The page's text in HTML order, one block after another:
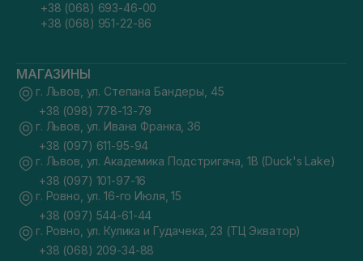
+38 (068) 693-46-00
+38 (068) 951-22-86
МАГАЗИНЫ
г. Львов, ул. Степана Бандеры, 45
+38 (098) 778-13-79
г. Львов, ул. Ивана Франка, 36
+38 (097) 611-95-94
г. Львов, ул. Академика Подстригача, 1В (Duck's Lake)
+38 (097) 101-97-16
г. Ровно, ул. 16-го Июля, 15
+38 (097) 544-61-44
г. Ровно, ул. Кулика и Гудачека, 23 (ТЦ Экватор)
+38 (068) 209-34-88